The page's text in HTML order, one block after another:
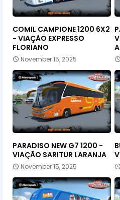
COMIL CAMPIONE 1200 6X2
- VIAÇÃO EXPRESSO
FLORIANO
November 15, 2025
PARADISO NEW G7 1200 -
VIAÇÃO SARITUR LARANJA
November 15, 2025